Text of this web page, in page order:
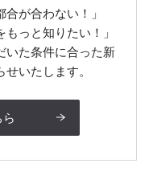
が合わない！」
っと知りたい！」
いた条件に合った新
いたします。